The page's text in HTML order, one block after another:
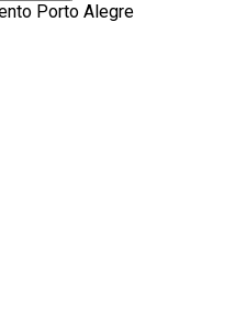
Porto Alegre